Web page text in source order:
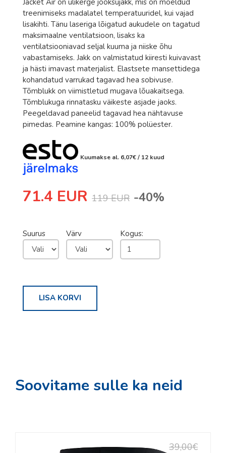
Jacket Air on ülikerge jooksujakk, mis on mõeldud
treenimiseks madalatel temperatuuridel, kui vajad
lisakihti. Tänu laseriga lõigatud aukudele on tagatud
maksimaalne ventilatsioon, lisaks ka
ventilatsiooniavad seljal kuuma ja niiske õhu
vabastamiseks. Jakk on valmistatud kiiresti kuivavast
ja hästi imavast materjalist. Elastsete mansettidega
kohandatud varrukad tagavad hea sobivuse.
Tõmblukk on viimistletud mugava lõuakaitsega.
Tõmblukuga rinnatasku väikeste asjade jaoks.
Peegeldavad paneelid tagavad hea nähtavuse
pimedas. Peamine kangas: 100% polüester.
Kuumakse al. 6,07€/ 12 kuud
71.4 EUR 119 EUR -40%
Suurus Värv Kogus:
LISA KORVI
Soovitame sulle ka neid
39,00€
Romet
Rossignol
Rottefella
Salomon
Sweet Protection
Bagheera
Bula
Excelsior
Fischer
Hoka
LillSport
S´Cool
Sorel
Vauhti
Daehlie
Skigo
Suuskade hooldus